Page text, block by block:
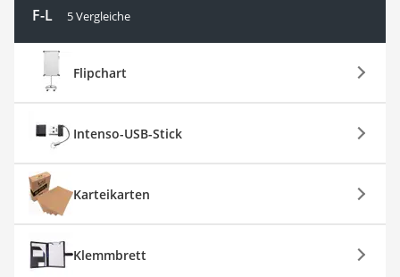
F-L 5 Vergleiche
Flipchart
Intenso-USB-Stick
Karteikarten
Klemmbrett